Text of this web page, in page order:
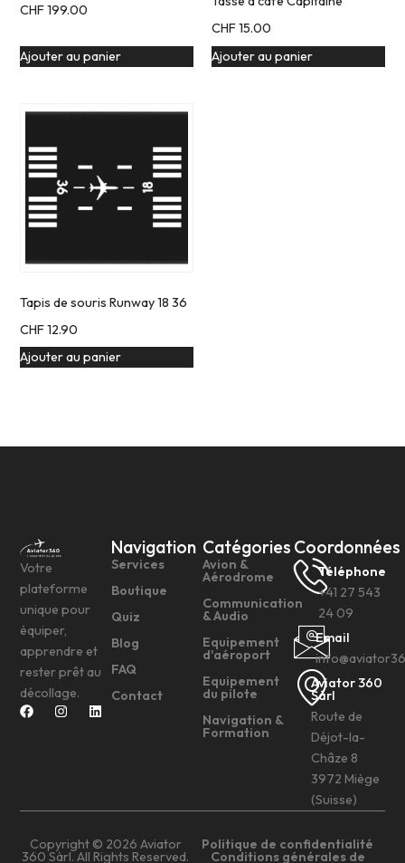
CHF199.00
Ajouter au panier
CHF15.00
Ajouter au panier
Tapis de souris Runway 18 36
CHF12.90
Ajouter au panier
Votre
plateforme
unique pour
équiper,
apprendre et
rester prêt au
décollage.
Navigation
Services
Boutique
Quiz
Blog
FAQ
Contact
Catégories
Avion &
Aérodrome
Communication
& Audio
Equipement
d'aéroport
Equipement
du pilote
Navigation &
Formation
Coordonnées
Téléphone
+41 27 543
24 09
Email
Aviator 360
Sàrl
Route de
Déjot-la-
Châze 8
3972 Miège
(Suisse)
Copyright © 2026 Aviator
360 Sàrl. All Rights Reserved.
Politique de confidentialité
Conditions générales de